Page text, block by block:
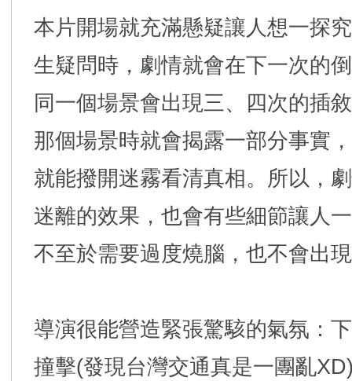
本片開場就充滿懸疑讓人想一探
生疑問時，劇情就會在下一次的
同一個場景會出現三、四次的插
那個場景時就會揭露一部分事實
就能撥開迷霧看清真相。所以，
迷離的效果，也會有些細節讓人
不至於需要過度燒腦，也不會出
導演很能營造緊張驚駭的氣氛：
撞擊(發現台灣交通真是一團亂